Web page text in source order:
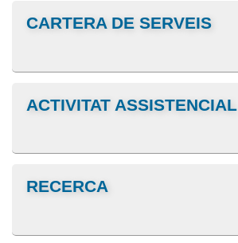
CARTERA DE SERVEIS
ACTIVITAT ASSISTENCIAL
RECERCA